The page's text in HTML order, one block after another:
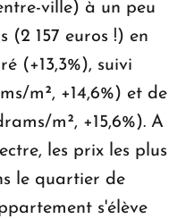
ville) à un peu
(2 157 euros !) en
(+13,3%), suivi
m², +14,6%) et de
m², +15,6%). A
les prix les plus
le quartier de
s'élève